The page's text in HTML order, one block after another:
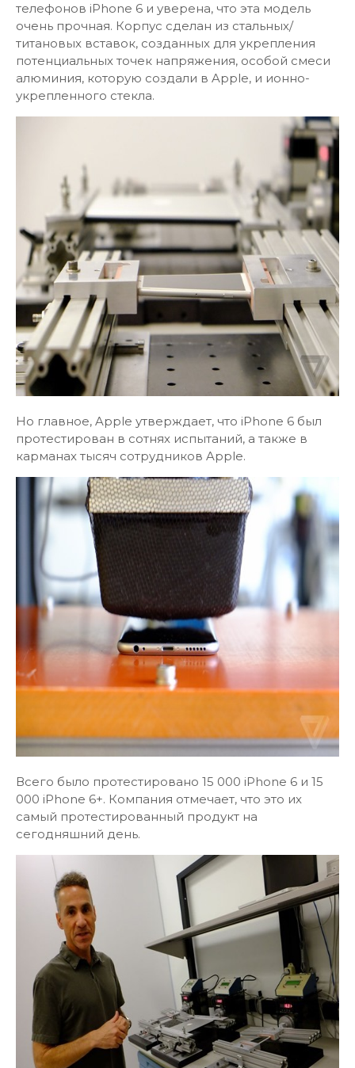
телефонов iPhone 6 и уверена, что эта модель
очень прочная. Корпус сделан из стальных/
титановых вставок, созданных для укрепления
потенциальных точек напряжения, особой смеси
алюминия, которую создали в Apple, и ионно-
укрепленного стекла.
Но главное, Apple утверждает, что iPhone 6 был
протестирован в сотнях испытаний, а также в
карманах тысяч сотрудников Apple.
Всего было протестировано 15 000 iPhone 6 и 15
000 iPhone 6+. Компания отмечает, что это их
самый протестированный продукт на
сегодняшний день.